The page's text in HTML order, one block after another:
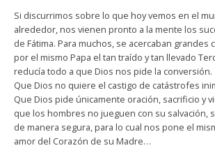
Si discurrimos sobre lo que hoy vemos en el
alrededor, nos vienen pronto a la mente los
de Fátima. Para muchos, se acercaban grandes
por el mismo Papa el tan traído y tan llevado
reducía todo a que Dios nos pide la conversión.
Que Dios no quiere el castigo de catástrofes
Que Dios pide únicamente oración, sacrificio y
que los hombres no jueguen con su salvación,
de manera segura, para lo cual nos pone el
amor del Corazón de su Madre…